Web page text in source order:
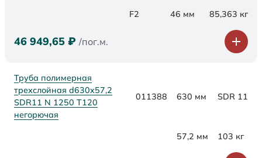
F2 46 мм 85,363 кг
46 949,65 ₽ /пог.м.
Труба полимерная
трехслойная d630x57,2
SDR11 N 1250 Т120
негорючая
011388 630 мм SDR 11
57,2 мм 103 кг